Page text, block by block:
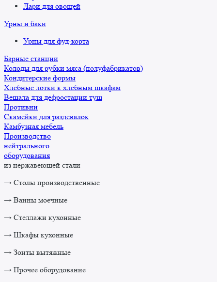
Лари для овощей
Урны и баки
Урны для фуд-корта
Барные станции
Колоды для рубки мяса (полуфабрикатов)
Кондитерские формы
Хлебные лотки к хлебным шкафам
Вешала для дефростации туш
Противни
Скамейки для раздевалок
Камбузная мебель
Производство
нейтрального
оборудования
из нержавеющей стали
→ Столы производственные
→ Ванны моечные
→ Стеллажи кухонные
→ Шкафы кухонные
→ Зонты вытяжные
→ Прочее оборудование